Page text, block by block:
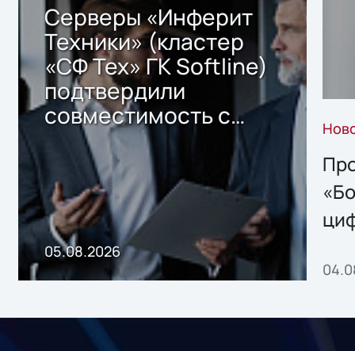
Серверы «Инферит
Техники» (кластер
«СФ Тех» ГК Softline)
подтвердили
совместимость с
решением Sharx
Storage 2.x для
хранения данных
05.08.2026